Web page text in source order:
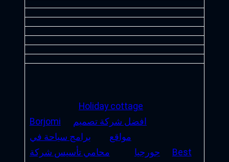
Holiday cottage
Borjomi
افضل شركة تصميم
مواقع
برامج سياحة في
جورجيا
محامي تأسيس شركة
Best